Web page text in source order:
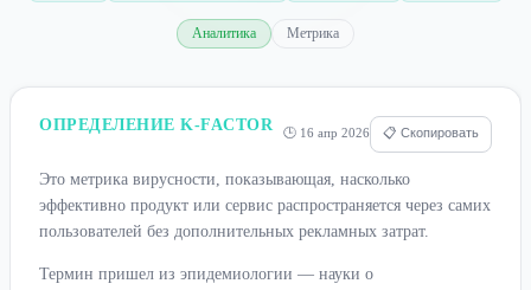
Аналитика Метрика
ОПРЕДЕЛЕНИЕ K-FACTOR 🕒 16 апр 2026 📋 Скопировать
Это метрика вирусности, показывающая, насколько
эффективно продукт или сервис распространяется через самих
пользователей без дополнительных рекламных затрат.
Термин пришел из эпидемиологии — науки о